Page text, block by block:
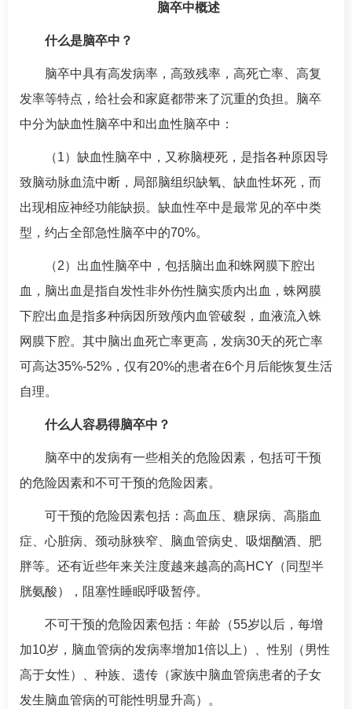
脑卒中概述
什么是脑卒中？
脑卒中具有高发病率，高致残率，高死亡率、高复
发率等特点，给社会和家庭都带来了沉重的负担。脑卒
中分为缺血性脑卒中和出血性脑卒中：
（1）缺血性脑卒中，又称脑梗死 ，是指各种原因导
致脑动脉血流中断，局部脑组织缺氧、缺血性坏死，而
出现相应神经功能缺损。缺血性卒中是最常见的卒中类
型，约占全部急性脑卒中的70%。
（2）出血性脑卒中，包括脑出血和蛛网膜下腔出
血，脑出血是指自发性非外伤性脑实质内出血，蛛网膜
下腔出血是指多种病因所致颅内血管破裂，血液流入蛛
网膜下腔。其中脑出血死亡率更高，发病30天的死亡率
可高达35%-52%，仅有20%的患者在6个月后能恢复生活
自理。
什么人容易得脑卒中？
脑卒中的发病有一些相关的危险因素，包括可干预
的危险因素和不可干预的危险因素。
可干预的危险因素包括： 高血压 糖尿病
高脂血
症 、心脏病、颈动脉狭窄、脑血管病史、吸烟酗酒、肥
胖等。还有近些年来关注度越来越高的高HCY（同型半
胱氨酸），阻塞性睡眠呼吸暂停。
不可干预的危险因素包括：年龄（55岁以后，每增
加10岁，脑血管病的发病率增加1倍以上）、性别（男性
高于女性）、种族、遗传（家族中脑血管病患者的子女
发生脑血管病的可能性明显升高）。